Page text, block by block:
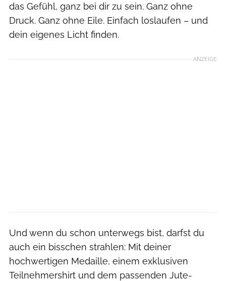
das Gefühl, ganz bei dir zu sein. Ganz ohne
Druck. Ganz ohne Eile. Einfach loslaufen – und
dein eigenes Licht finden.
ANZEIGE
Und wenn du schon unterwegs bist, darfst du
auch ein bisschen strahlen: Mit deiner
hochwertigen Medaille, einem exklusiven
Teilnehmershirt und dem passenden Jute-